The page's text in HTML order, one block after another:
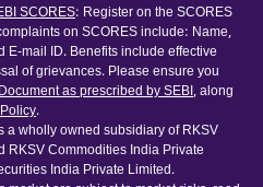
SCORES: Register on the SCORES
on SCORES include: Name,
E-mail ID. Benefits include effective
of grievances. Please ensure you
as prescribed by SEBI, along
.
a wholly owned subsidiary of RKSV
RKSV Commodities India Private
India Private Limited.